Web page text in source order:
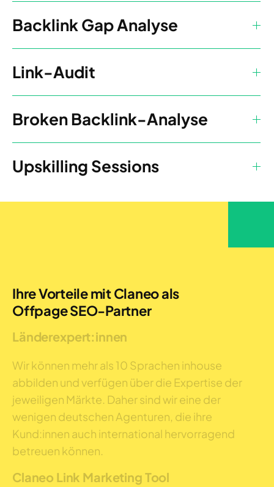
Backlink Gap Analyse
Link-Audit
Broken Backlink-Analyse
Upskilling Sessions
Ihre Vorteile mit Claneo als
Offpage SEO-Partner
Länderexpert:innen
Wir können mehr als 10 Sprachen inhouse
abbilden und verfügen über die Expertise der
jeweiligen Märkte. Daher sind wir eine der
wenigen deutschen Agenturen, die ihre
Kund:innen auch international hervorragend
betreuen können.
Claneo Link Marketing Tool